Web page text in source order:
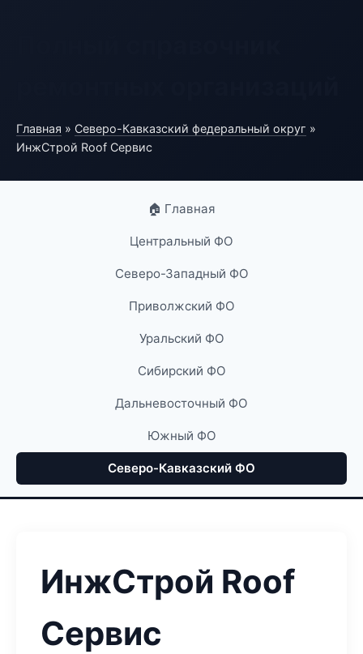
Главная » Северо-Кавказский федеральный округ »
ИнжСтрой Roof Сервис
🏠 Главная
Центральный ФО
Северо-Западный ФО
Приволжский ФО
Уральский ФО
Сибирский ФО
Дальневосточный ФО
Южный ФО
Северо-Кавказский ФО
ИнжСтрой Roof
Сервис